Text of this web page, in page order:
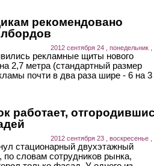
рекомендовано
2012 сентября 24 , понедельник ,
рекламные щиты нового
2,7 метра (стандартный размер
почти в два раза шире - 6 на 3
работает,
2012 сентября 23 , воскресенье ,
стационарный двухэтажный
по словам сотрудников рынка,